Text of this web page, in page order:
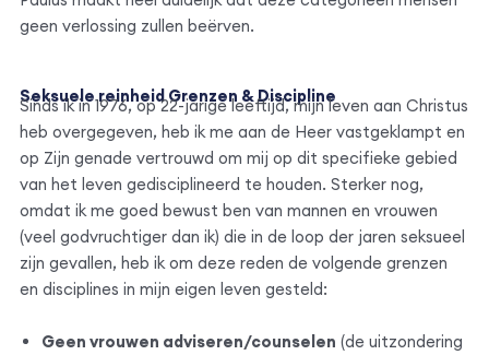
geen verlossing zullen beërven.
Seksuele reinheid Grenzen & Discipline
Sinds ik in 1976, op 22-jarige leeftijd, mijn leven aan Christus
heb overgegeven, heb ik me aan de Heer vastgeklampt en
op Zijn genade vertrouwd om mij op dit specifieke gebied
van het leven gedisciplineerd te houden. Sterker nog,
omdat ik me goed bewust ben van mannen en vrouwen
(veel godvruchtiger dan ik) die in de loop der jaren seksueel
zijn gevallen, heb ik om deze reden de volgende grenzen
en disciplines in mijn eigen leven gesteld:
Geen vrouwen adviseren/counselen (de uitzondering